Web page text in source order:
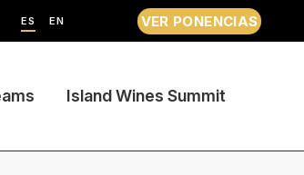
ES EN VER PONENCIAS
Island Wines Summit